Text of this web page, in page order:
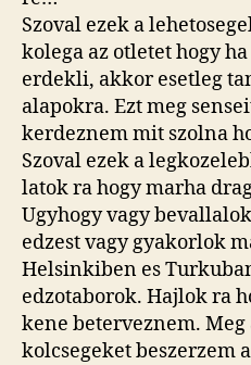
Szoval ezek a
kolega az otletet hogy
erdekli, akkor esetleg
alapokra. Ezt meg
kerdeznem mit szolna
Szoval ezek a
latok ra hogy marha
Ugyhogy vagy
edzest vagy gyakorlok
Helsinkiben es
edzotaborok. Hajlok ra
kene beterveznem. Meg
kolcsegeket beszerzem